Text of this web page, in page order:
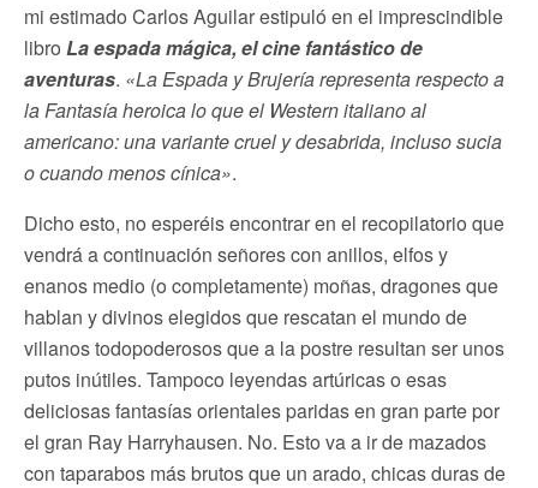
mi estimado Carlos Aguilar estipuló en el imprescindible
libro La espada mágica, el cine fantástico de
aventuras. «La Espada y Brujería representa respecto a
la Fantasía heroica lo que el Western italiano al
americano: una variante cruel y desabrida, incluso sucia
o cuando menos cínica».
Dicho esto, no esperéis encontrar en el recopilatorio que
vendrá a continuación señores con anillos, elfos y
enanos medio (o completamente) moñas, dragones que
hablan y divinos elegidos que rescatan el mundo de
villanos todopoderosos que a la postre resultan ser unos
putos inútiles. Tampoco leyendas artúricas o esas
deliciosas fantasías orientales paridas en gran parte por
el gran Ray Harryhausen. No. Esto va a ir de mazados
con taparabos más brutos que un arado, chicas duras de